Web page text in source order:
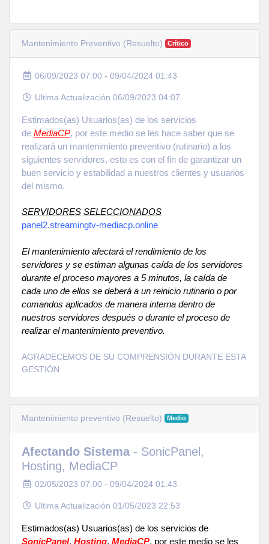
Mantenimiento Preventivo (Resuelto) Crítico
06/09/2023 07:00 - 09/04/2024 01:43
Ultima Actualización 06/09/2023 04:07
Estimados(as) Usuarios(as) de los servicios
de MediaCP, por este medio se les hace saber que se
realizará un mantenimiento preventivo (rutinario) a los
siguientes servidores, esto es con el fin de garantizar un
buen servicio y estabilidad a nuestros clientes y usuarios
del mismo.
SERVIDORES SELECCIONADOS
panel2.streamingtv-mediacp.online
El mantenimiento afectará el rendimiento de los
servidores y se estiman algunas caída de los servidores
durante el proceso mayores a 5 minutos, la caída de
cada uno de ellos se deberá a un reinicio rutinario o por
comandos aplicados de manera interna dentro de
nuestros servidores después o durante el proceso de
realizar el mantenimiento preventivo.
AGRADECEMOS DE SU COMPRENSIÓN DURANTE ESTA
GESTIÓN
Mantenimiento preventivo (Resuelto) Medio
Afectando Sistema - SonicPanel,
Hosting, MediaCP
02/05/2023 07:00 - 09/04/2024 01:43
Ultima Actualización 01/05/2023 22:53
Estimados(as) Usuarios(as) de los servicios de
SonicPanel, Hosting, MediaCP, por este medio se les